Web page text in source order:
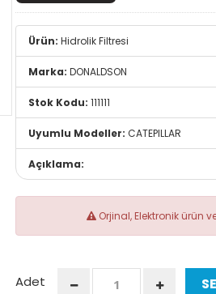
Ürün: Hidrolik Filtresi
Marka: DONALDSON
Stok Kodu: 111111
Uyumlu Modeller: CATEPILLAR
Açıklama:
Orjinal, Elektronik ürün
Adet